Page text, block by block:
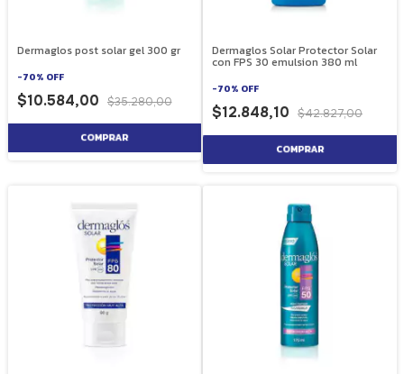
Dermaglos post solar gel 300 gr
-70% OFF
$10.584,00 $35.280,00
Dermaglos Solar Protector Solar
con FPS 30 emulsion 380 ml
-70% OFF
$12.848,10 $42.827,00